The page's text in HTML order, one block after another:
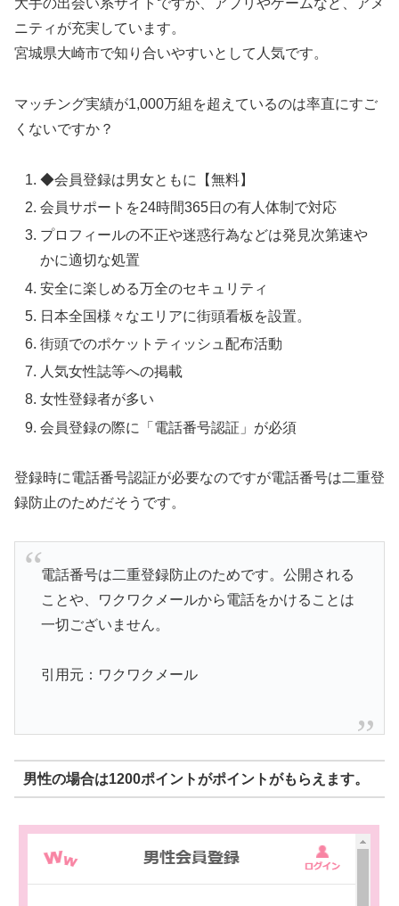
大手の出会い系サイトですが、アプリやゲームなど、アメ
ニティが充実しています。
宮城県大崎市で知り合いやすいとして人気です。
マッチング実績が1,000万組を超えているのは率直にすご
くないですか？
◆会員登録は男女ともに【無料】
会員サポートを24時間365日の有人体制で対応
プロフィールの不正や迷惑行為などは発見次第速や
かに適切な処置
安全に楽しめる万全のセキュリティ
日本全国様々なエリアに街頭看板を設置。
街頭でのポケットティッシュ配布活動
人気女性誌等への掲載
女性登録者が多い
会員登録の際に「電話番号認証」が必須
登録時に電話番号認証が必要なのですが電話番号は二重登
録防止のためだそうです。
電話番号は二重登録防止のためです。公開される
ことや、ワクワクメールから電話をかけることは
一切ございません。
引用元：ワクワクメール
男性の場合は1200ポイントがポイントがもらえます。